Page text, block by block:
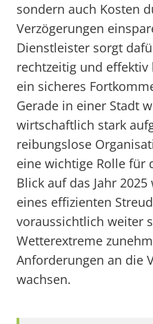
sondern auch Kosten
Verzögerungen
Dienstleister sorgt
rechtzeitig und
ein sicheres
Gerade in einer Stadt
wirtschaftlich stark
reibungslose
eine wichtige Rolle für
Blick auf das Jahr
eines effizienten
voraussichtlich weiter
Wetterextreme
Anforderungen an die
wachsen.